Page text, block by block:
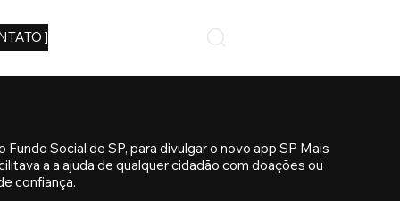
]
Fundo Social de SP, para divulgar o novo app SP Mais
a a ajuda de qualquer cidadão com doações ou
confiança.